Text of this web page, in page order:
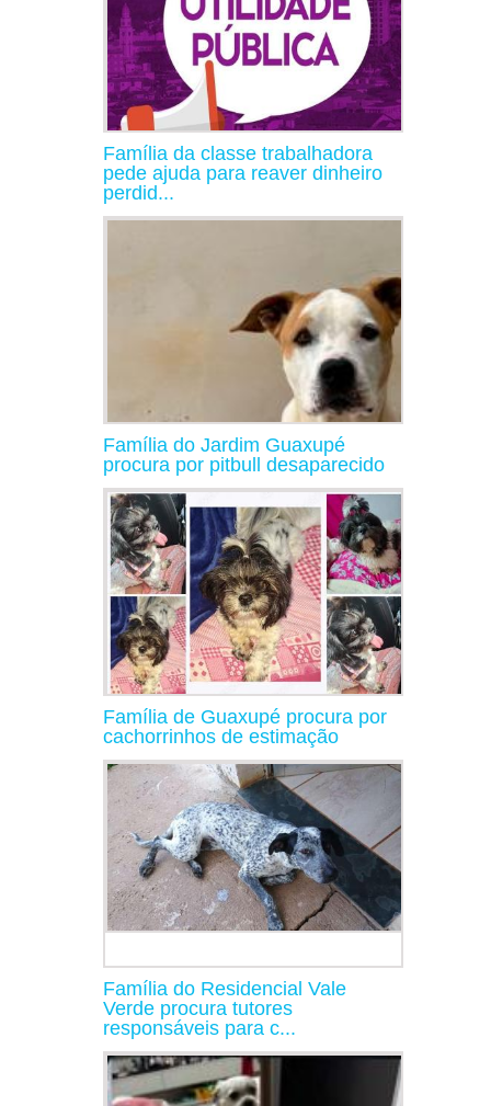
Família da classe trabalhadora
pede ajuda para reaver dinheiro
perdid...
Família do Jardim Guaxupé
procura por pitbull desaparecido
Família de Guaxupé procura por
cachorrinhos de estimação
Família do Residencial Vale
Verde procura tutores
responsáveis para c...